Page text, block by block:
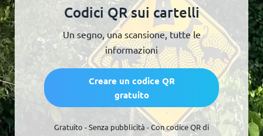
Codici QR sui cartelli
Un segno, una scansione, tutte le
informazioni
Creare un codice QR
gratuito
Gratuito - Senza pubblicità - Con codice QR di